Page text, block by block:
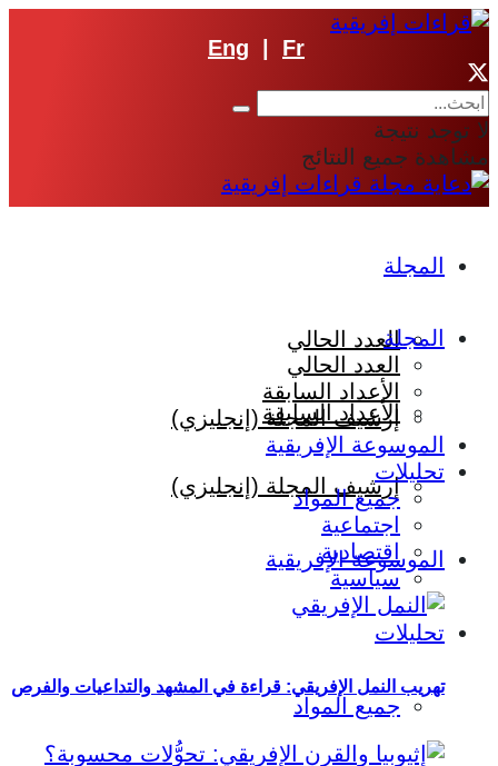
Eng Fr
لا توجد نتيجة
مشاهدة جميع النتائج
المجلة
العدد الحالي
الأعداد السابقة
إرشيف المجلة (إنجليزي)
الموسوعة الإفريقية
تحليلات
جميع المواد
المجلة
العدد الحالي
الأعداد السابقة
إرشيف المجلة (إنجليزي)
الموسوعة الإفريقية
تحليلات
جميع المواد
اجتماعية
اقتصادية
سياسية
تهريب النمل الإفريقي: قراءة في المشهد والتداعيات والفرص